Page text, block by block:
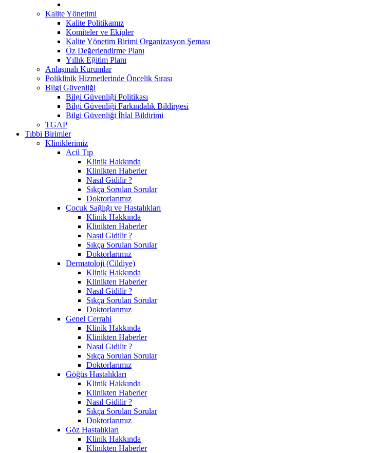
Kalite Yönetimi
Kalite Politikamız
Komiteler ve Ekipler
Kalite Yönetim Birimi Organizasyon Şeması
Öz Değerlendirme Planı
Yıllık Eğitim Planı
Anlaşmalı Kurumlar
Poliklinik Hizmetlerinde Öncelik Sırası
Bilgi Güvenliği
Bilgi Güvenliği Politikası
Bilgi Güvenliği Farkındalık Bildirgesi
Bilgi Güvenliği İhlal Bildirimi
TGAP
Tıbbi Birimler
Kliniklerimiz
Acil Tıp
Klinik Hakkında
Klinikten Haberler
Nasıl Gidilir ?
Sıkça Sorulan Sorular
Doktorlarımız
Çocuk Sağlığı ve Hastalıkları
Klinik Hakkında
Klinikten Haberler
Nasıl Gidilir ?
Sıkça Sorulan Sorular
Doktorlarımız
Dermatoloji (Cildiye)
Klinik Hakkında
Klinikten Haberler
Nasıl Gidilir ?
Sıkça Sorulan Sorular
Doktorlarımız
Genel Cerrahi
Klinik Hakkında
Klinikten Haberler
Nasıl Gidilir ?
Sıkça Sorulan Sorular
Doktorlarımız
Göğüs Hastalıkları
Klinik Hakkında
Klinikten Haberler
Nasıl Gidilir ?
Sıkça Sorulan Sorular
Doktorlarımız
Göz Hastalıkları
Klinik Hakkında
Klinikten Haberler